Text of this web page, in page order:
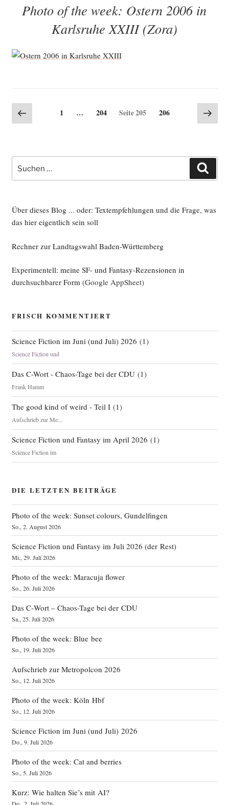
Photo of the week: Ostern 2006 in
Karlsruhe XXIII (Zora)
Seitennummerierung
der
Vorherige
Seite
Seite
1 … Seite
204 Seite205 Seite
206
Seite
nach:
Über dieses Blog ... oder: Textempfehlungen und die Frage, was
das hier eigentlich sein soll
Rechner zur Landtagswahl Baden-Württemberg
Experimentell: meine SF- und Fantasy-Rezensionen in
durchsuchbarer Form(Google AppSheet)
FRISCH KOMMENTIERT
Science Fiction im Juni (und Juli) 2026 (1)
Science Fiction und
Das C-Wort - Chaos-Tage bei der CDU(1)
Frank Hamm
The good kind of weird - Teil I(1)
Aufschrieb zur Me...
Science Fiction und Fantasy im April 2026 (1)
Science Fiction im
DIE LETZTEN BEITRÄGE
Photo of the week: Sunset colours, Gundelfingen
So., 2. August 2026
Science Fiction und Fantasy im Juli 2026 (der Rest)
Mi., 29. Juli 2026
Photo of the week: Maracuja flower
So., 26. Juli 2026
Das C‑Wort – Chaos-Tage bei der CDU
Sa., 25. Juli 2026
Photo of the week: Blue bee
So., 19. Juli 2026
Aufschrieb zur Metropolcon 2026
So., 12. Juli 2026
Photo of the week: Köln Hbf
So., 12. Juli 2026
Science Fiction im Juni (und Juli) 2026
Do., 9. Juli 2026
Photo of the week: Cat and berries
So., 5. Juli 2026
Kurz: Wie halten Sie’s mit AI?
Do., 2. Juli 2026